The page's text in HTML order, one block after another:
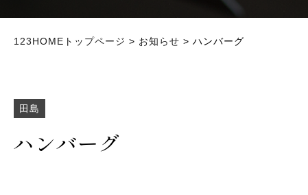
123HOMEトップページ > お知らせ > ハンバーグ
田島
ハンバーグ